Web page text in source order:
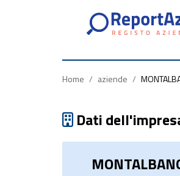
Home / aziende /
Dati